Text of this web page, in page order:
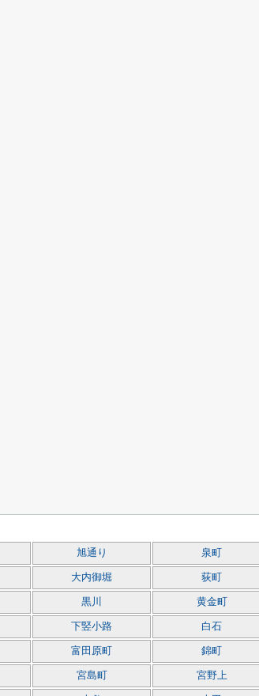
旭通り 泉町
大内御堀 荻町
黒川 黄金町
下竪小路 白石
富田原町 錦町
宮島町 宮野上